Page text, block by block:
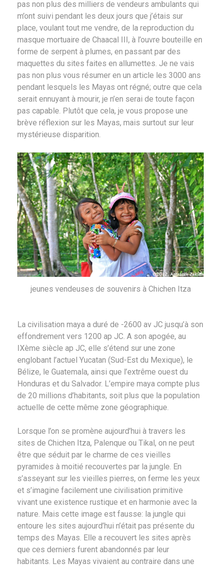
pas non plus des milliers de vendeurs ambulants qui
m’ont suivi pendant les deux jours que j’étais sur
place, voulant tout me vendre, de la reproduction du
masque mortuaire de Chaacal III, à l’ouvre bouteille en
forme de serpent à plumes, en passant par des
maquettes du sites faites en allumettes. Je ne vais
pas non plus vous résumer en un article les 3000 ans
pendant lesquels les Mayas ont régné; outre que cela
serait ennuyant à mourir, je n’en serai de toute façon
pas capable. Plutôt que cela, je vous propose une
brève réflexion sur les Mayas, mais surtout sur leur
mystérieuse disparition.
jeunes vendeuses de souvenirs à Chichen Itza
La civilisation maya a duré de -2600 av JC jusqu’à son
effondrement vers 1200 ap JC. A son apogée, au
IXème siècle ap JC, elle s’étend sur une zone
englobant l’actuel Yucatan (Sud-Est du Mexique), le
Bélize, le Guatemala, ainsi que l’extrême ouest du
Honduras et du Salvador. L’empire maya compte plus
de 20 millions d’habitants, soit plus que la population
actuelle de cette même zone géographique.
Lorsque l’on se promène aujourd’hui à travers les
sites de Chichen Itza, Palenque ou Tikal, on ne peut
être que séduit par le charme de ces vieilles
pyramides à moitié recouvertes par la jungle. En
s’asseyant sur les vieilles pierres, on ferme les yeux
et s’imagine facilement une civilisation primitive
vivant une existence rustique et en harmonie avec la
nature. Mais cette image est fausse: la jungle qui
entoure les sites aujourd’hui n’était pas présente du
temps des Mayas. Elle a recouvert les sites après
que ces derniers furent abandonnés par leur
habitants. Les Mayas vivaient au contraire dans une